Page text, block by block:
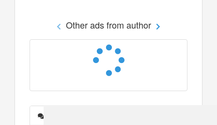
Other ads from author